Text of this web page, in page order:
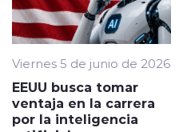
Viernes 5 de junio de 2026
EEUU busca tomar
ventaja en la carrera
por la inteligencia